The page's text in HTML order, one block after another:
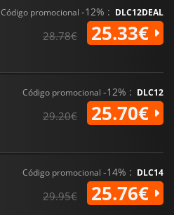
Código promocional -12% : DLC12DEAL
28.78€ 25.33€
Código promocional -12% : DLC12
29.20€ 25.70€
Código promocional -14% : DLC14
29.95€ 25.76€